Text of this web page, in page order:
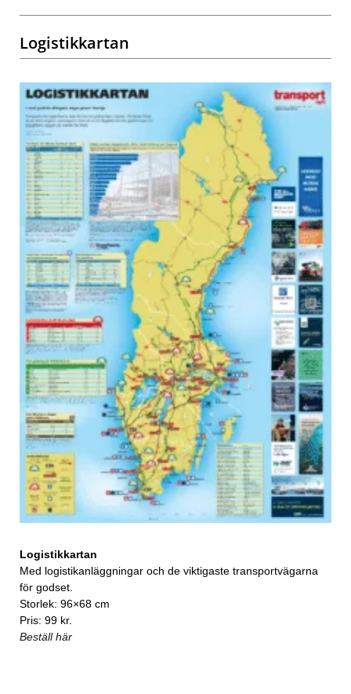
Logistikkartan
Logistikkartan
Med logistikanläggningar och de viktigaste transportvägarna
för godset.
Storlek: 96×68 cm
Pris: 99 kr.
Beställ här